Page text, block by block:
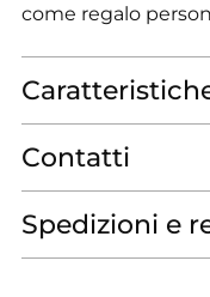
come regalo
Contatti
Spedizioni e